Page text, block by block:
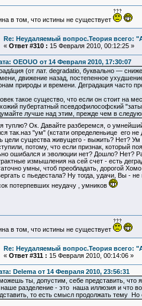
в том, что истины не существует
Re: Неудаляемый вопрос.Теория всего:
« Ответ #310 : 15 Февраля 2010, 00:12:25 »
OEOUO от 14 Февраля 2010, 17:30:07
(от лат. degradatio, буквально —
движение назад, постепенное
природы и времени. Деградация часто
такое существо, что если он стоит на
пубертатный псевдофилософский
лучше над этим, прежде чем в
туплю? Ок. Давайте разберемся, о
так.наз "ум" (кстати определеньице его
цели существа живущего - выжить? Нет? Ум
потому, что если признак, который
ошибался и эволюции нет? Дошло? Нет?
измышления на сей счет - есть
умны, чтоб преобладать, дорогой
с пьедестала? Ну тогда, удачи, Вы -
потерпевших неудачу , умников
в том, что истины не существует
Re: Неудаляемый вопрос.Теория всего:
« Ответ #311 : 15 Февраля 2010, 00:14:06 »
Delema от 14 Февраля 2010, 23:56:31
ты, допустим, себе представить, что
наше разделение - это наша иллюзия и что
то есть смысл продолжать тему Но